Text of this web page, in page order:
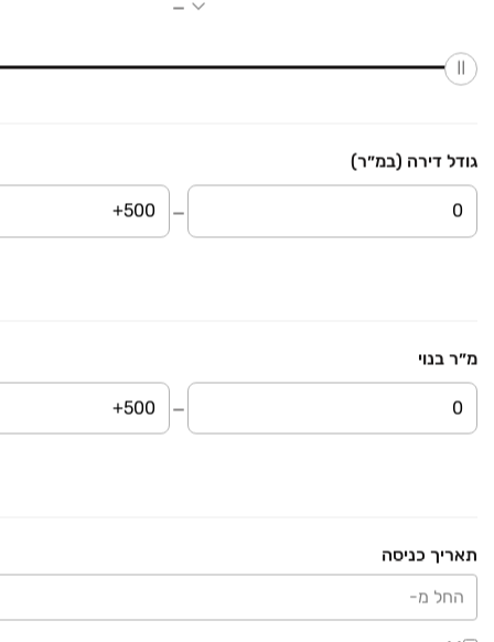
גודל דירה (במ״ר)
מ״ר בנוי
תאריך כניסה
החל מ-
שדרות בן גוריון 21
₪ 2,300
דירה, גני אביב, לוד
אלוני הנדל"ן
3 חדרים • קומה ‎3‏ • 80 מ״ר